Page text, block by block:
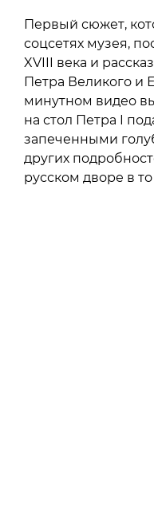
Первый сюжет,
соцсетях музея,
XVIII века и
Петра Великого и
минутном видео
на стол Петра I
запеченными
других
русском дворе в